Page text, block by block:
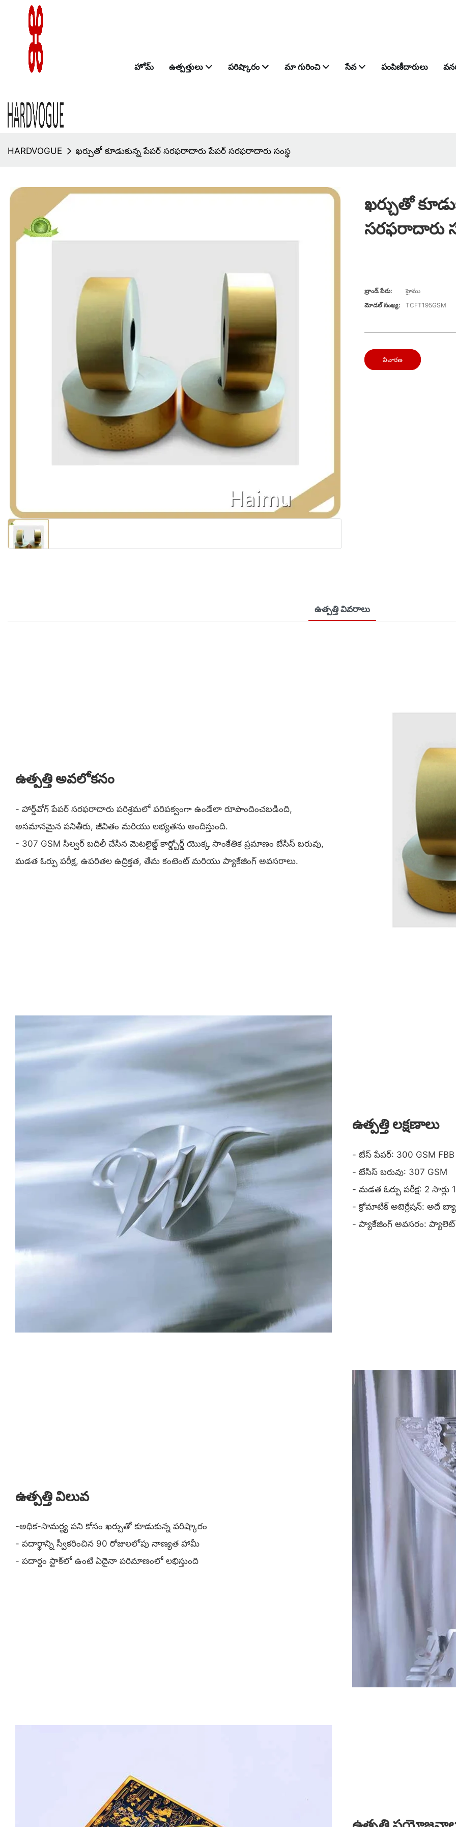
హోమ్ ఉత్పత్తులు పరిష్కారం మా గురించి సేవ పంపిణీదారులు
HARDVOGUE ఖర్చుతో కూడుకున్న పేపర్ సరఫరాదారు పేపర్ సరఫరాదారు సంస్థ
ఖర్చుతో
సరఫరాదారు
బ్రాండ్ పేరు:
హైము
మోడల్ సంఖ్య:
TCFT195GSM
విచారణ
ఉత్పత్తి వివరాలు
ఉత్పత్తి అవలోకనం
- హార్డ్‌వోగ్ పేపర్ సరఫరాదారు పరిశ్రమలో పరిపక్వంగా ఉండేలా రూపొందించబడింది,
అసమానమైన పనితీరు, జీవితం మరియు లభ్యతను అందిస్తుంది.
- 307 GSM సిల్వర్ బదిలీ చేసిన మెటలైజ్డ్ కార్డ్బోర్డ్ యొక్క సాంకేతిక ప్రమాణం బేసిస్ బరువు,
మడత ఓర్పు పరీక్ష, ఉపరితల ఉద్రిక్తత, తేమ కంటెంట్ మరియు ప్యాకేజింగ్ అవసరాలు.
ఉత్పత్తి లక్షణాలు
- బేస్ పేపర్: 300 GSM FBB
- బేసిస్ బరువు: 307 GSM
- మడత ఓర్పు పరీక్ష: 2 సార్లు
- క్రోమాటిక్ అబెర్రేషన్: అదే
- ప్యాకేజింగ్ అవసరం: ప్యాలెట్
ఉత్పత్తి విలువ
-అధిక-సామర్థ్య పని కోసం ఖర్చుతో కూడుకున్న పరిష్కారం
- పదార్థాన్ని స్వీకరించిన 90 రోజులలోపు నాణ్యత హామీ
- పదార్థం స్టాక్‌లో ఉంటే ఏదైనా పరిమాణంలో లభిస్తుంది